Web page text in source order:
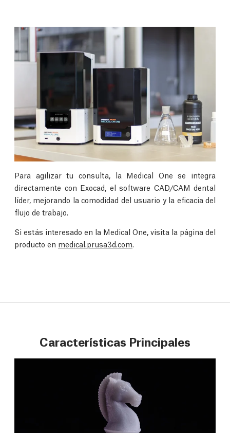
Para agilizar tu consulta, la Medical One se integra
directamente con Exocad, el software CAD/CAM dental
líder, mejorando la comodidad del usuario y la eficacia del
flujo de trabajo.
Si estás interesado en la Medical One, visita la página del
producto en medical.prusa3d.com
Características Principales